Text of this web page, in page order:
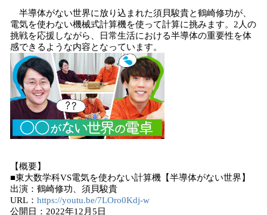
半導体がない世界に放り込まれた須貝駿貴と鶴崎修功が、
電気を使わない機械式計算機を使って計算に挑みます。2人の
挑戦を応援しながら、日常生活における半導体の重要性を体
感できるような内容となっています。
【概要】
■東大数学科VS電気を使わない計算機【半導体がない世界】
出演：鶴崎修功、須貝駿貴
URL： https://youtu.be/7LOro0Kdj-w
公開日：2022年12月5日